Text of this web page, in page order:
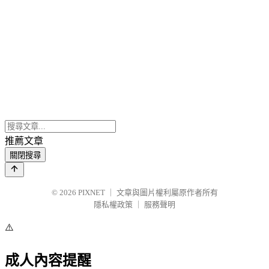
推薦文章
關閉搜尋
© 2026 PIXNET
文章與圖片權利屬原作者所有
隱私權政策
服務聲明
⚠️
成人內容提醒